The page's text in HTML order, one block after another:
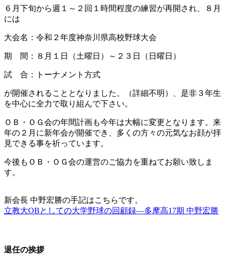
６月下旬から週１～２回１時間程度の練習が再開され、８月
には
大会名：令和２年度神奈川県高校野球大会
期 間：８月１日（土曜日）～２３日（日曜日）
試 合：トーナメント方式
が開催されることとなりました。（詳細不明）、 是非３年生
を中心に全力で取り組んで下さい。
ＯＢ・ＯＧ会の年間計画も今年は大幅に変更となります。 来
年の２月に新年会が開催でき、多くの方々の元気なお顔が拝
見できる事を祈っています。
今後もＯＢ・ＯＧ会の運営のご協力を重ねてお願い致しま
す。
新会長 中野宏勝の手記はこちらです。
立教大OBとしての大学野球の回顧録―多摩高17期 中野宏勝
退任の挨拶